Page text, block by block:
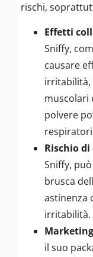
rischi,
Effetti
Sniffy,
causare
irritabilità,
muscolari
polvere
Rischio
Sniffy,
brusca
astinenza
irritabilità.
il suo